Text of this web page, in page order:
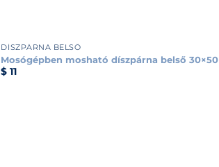
DÍSZPÁRNA BELSŐ
Mosógépben mosható díszpárna belső 30×50
$ 11